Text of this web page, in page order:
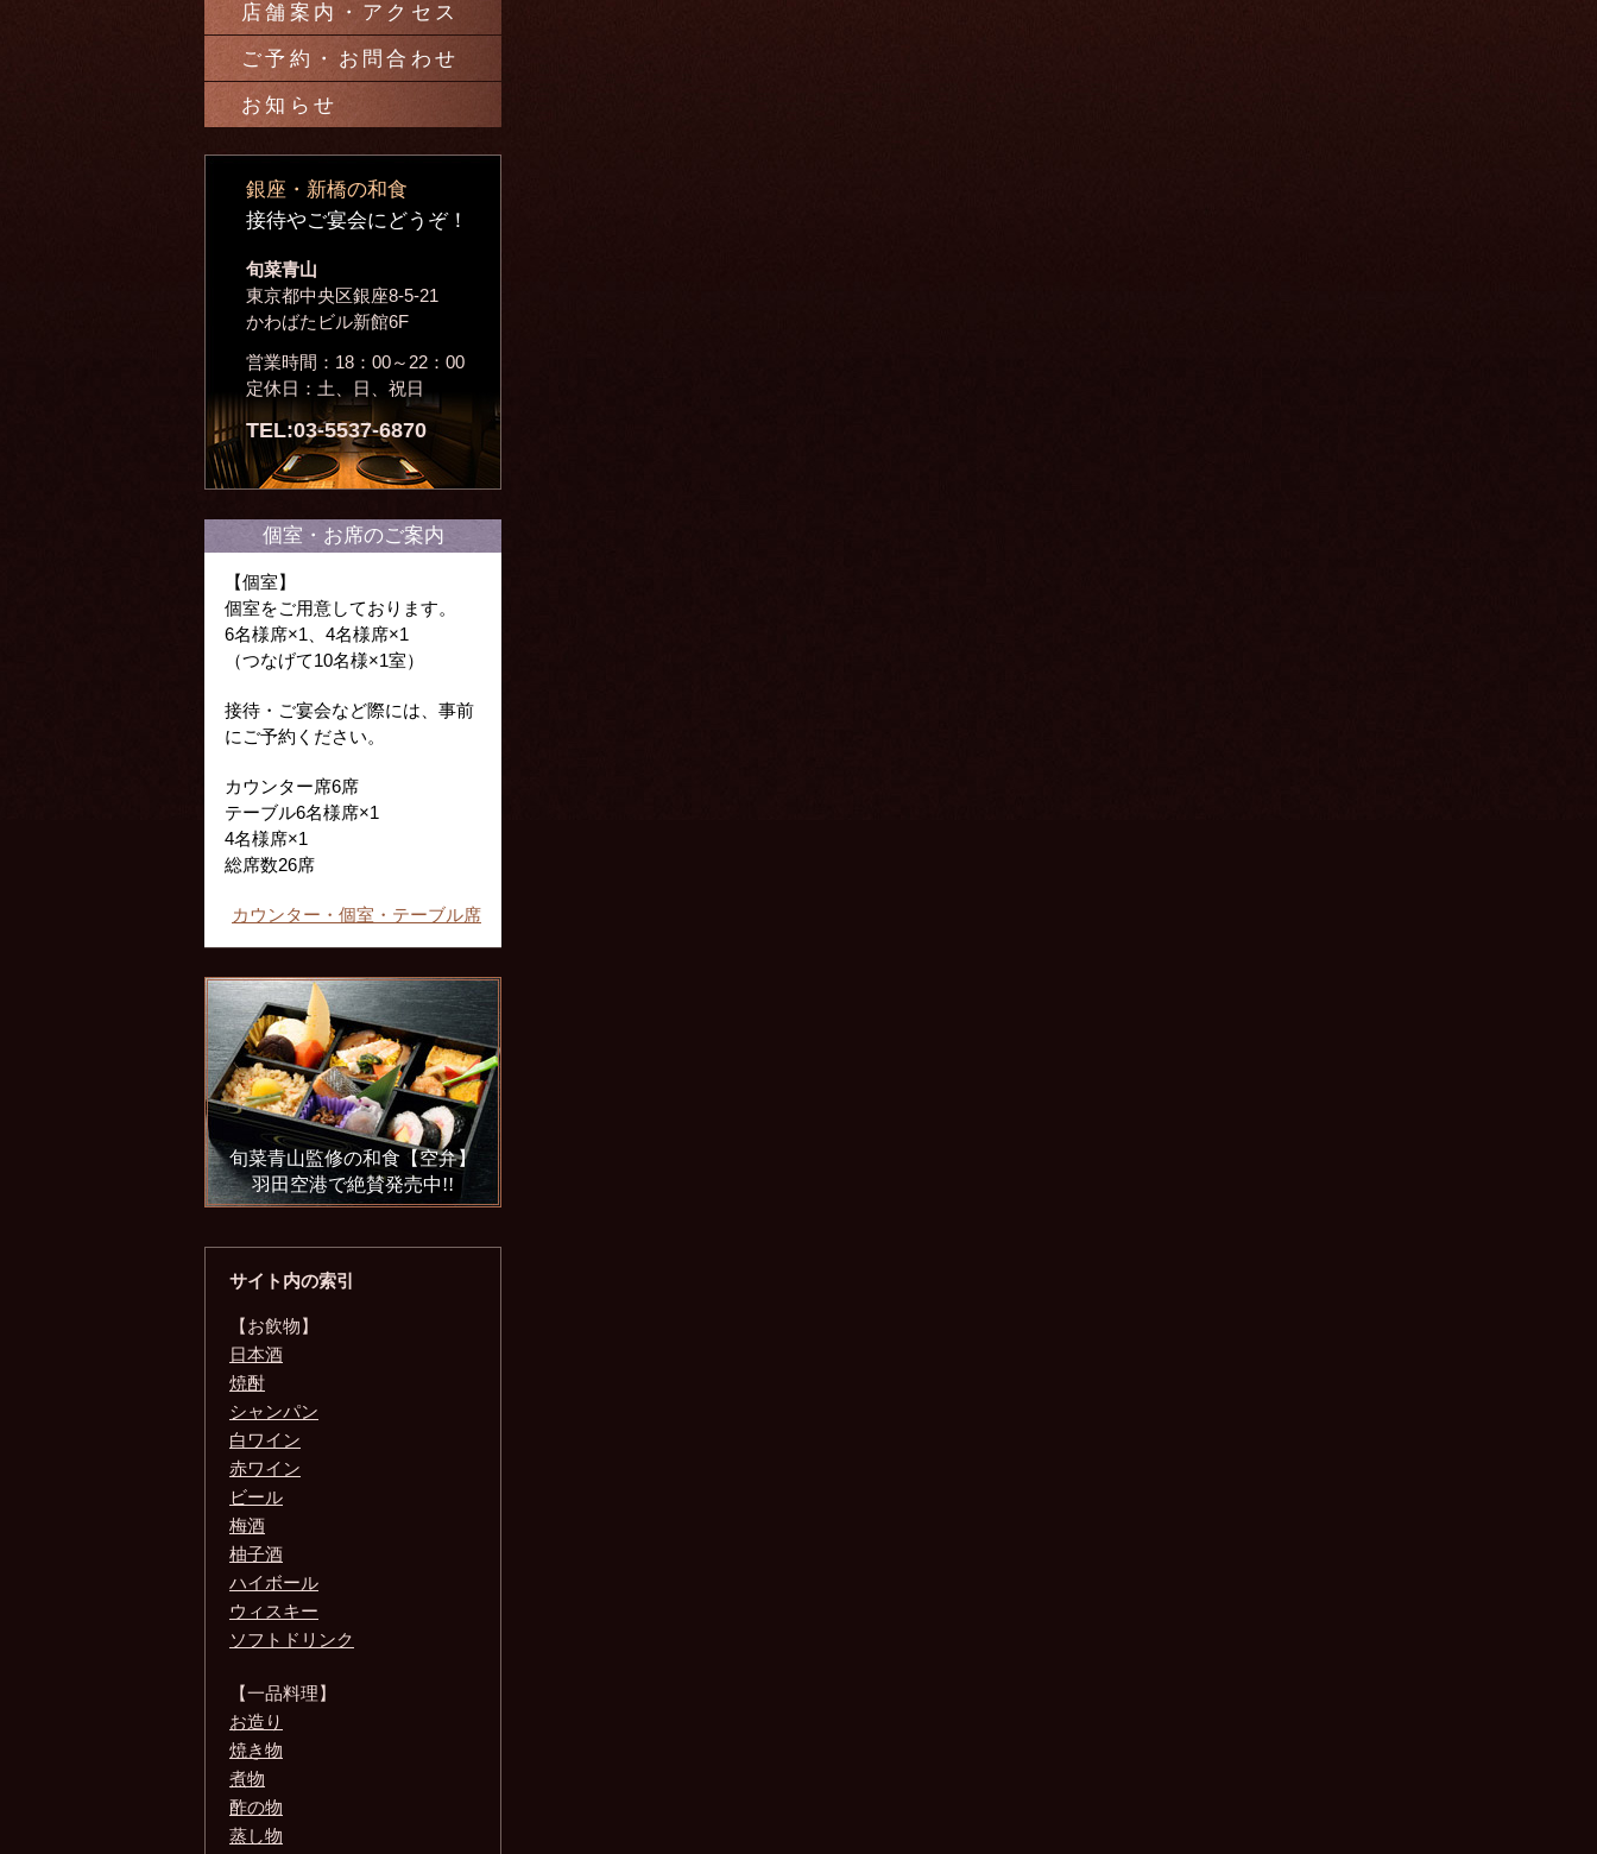
店舗案内・アクセス
ご予約・お問合わせ
お知らせ
銀座・新橋の和食
接待やご宴会にどうぞ！
旬菜青山
東京都中央区銀座8-5-21
かわばたビル新館6F
営業時間：18：00～22：00
定休日：土、日、祝日
TEL:03-5537-6870
個室・お席のご案内
【個室】
個室をご用意しております。
6名様席×1、4名様席×1
（つなげて10名様×1室）
接待・ご宴会など際には、事前
にご予約ください。
カウンター席6席
テーブル6名様席×1
4名様席×1
総席数26席
カウンター・個室・テーブル席
旬菜青山監修の和食【空弁】
羽田空港で絶賛発売中!!
サイト内の索引
【お飲物】
日本酒
焼酎
シャンパン
白ワイン
赤ワイン
ビール
梅酒
柚子酒
ハイボール
ウィスキー
ソフトドリンク
【一品料理】
お造り
焼き物
煮物
酢の物
蒸し物